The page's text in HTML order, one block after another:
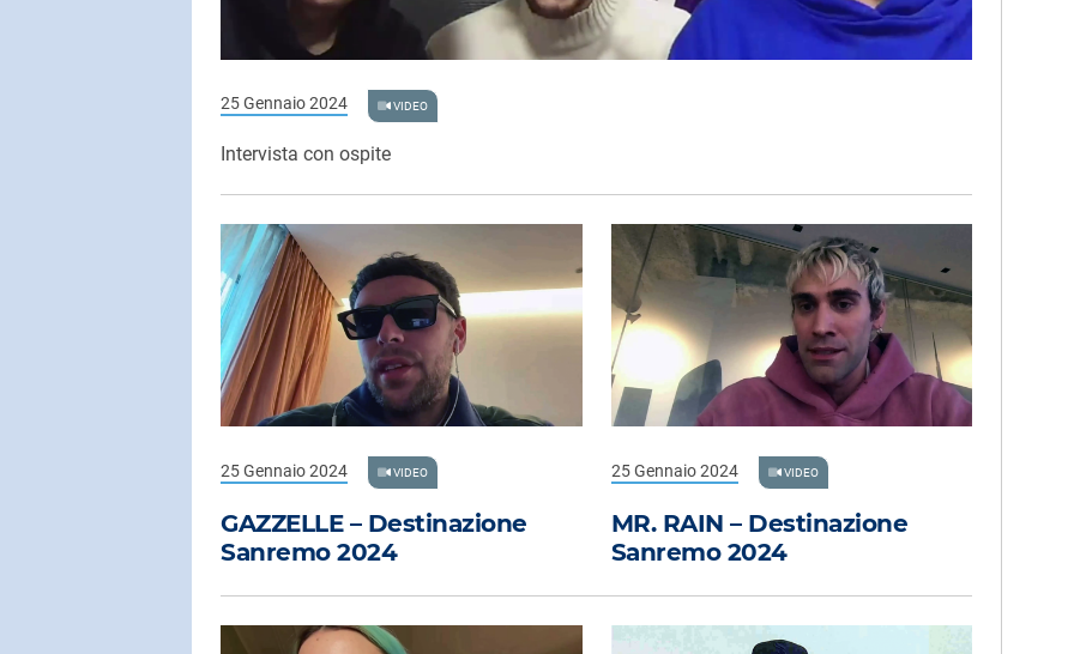
25 Gennaio 2024 VIDEO
Intervista con ospite
GAZZELLE – Destinazione
Sanremo 2024
25 Gennaio 2024 VIDEO
MR. RAIN – Destinazione
Sanremo 2024
25 Gennaio 2024 VIDEO